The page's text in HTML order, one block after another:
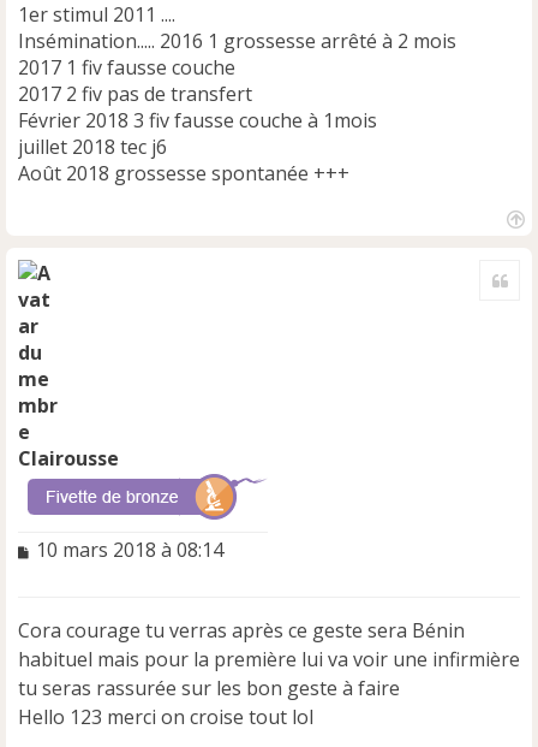
1er stimul 2011 ....
Insémination..... 2016 1 grossesse arrêté à 2 mois
2017 1 fiv fausse couche
2017 2 fiv pas de transfert
Février 2018 3 fiv fausse couche à 1mois
juillet 2018 tec j6
Août 2018 grossesse spontanée +++
Clairousse
M
a
g
e
n
o
10 mars 2018 à 08:14
Cora courage tu verras après ce geste sera Bénin
habituel mais pour la première lui va voir une infirmière
tu seras rassurée sur les bon geste à faire
Hello 123 merci on croise tout lol